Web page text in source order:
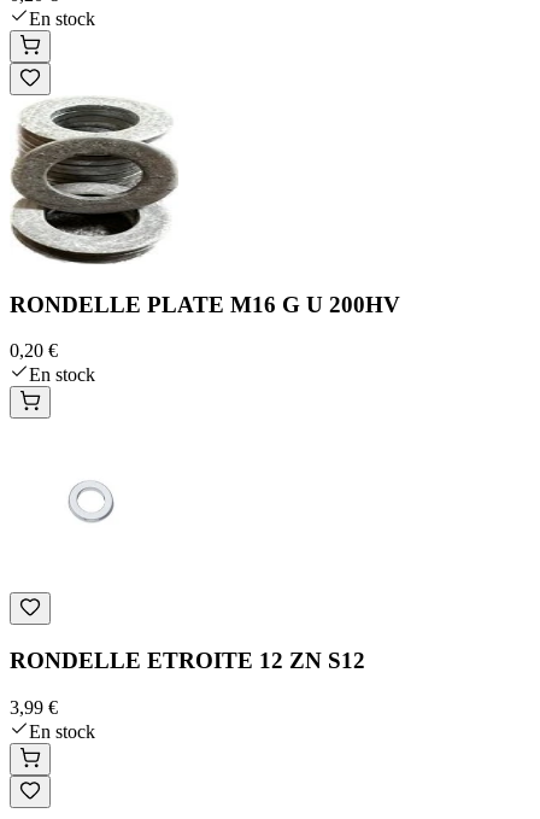
En stock
RONDELLE PLATE M16 G U 200HV
0,20 €
En stock
RONDELLE ETROITE 12 ZN S12
3,99 €
En stock